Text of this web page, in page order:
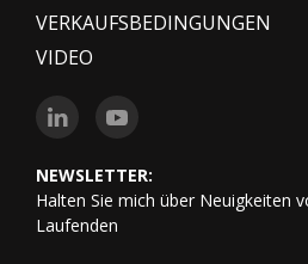
VERKAUFSBEDINGUNGEN
VIDEO
NEWSLETTER:
Halten Sie mich über Neuigkeiten
Laufenden